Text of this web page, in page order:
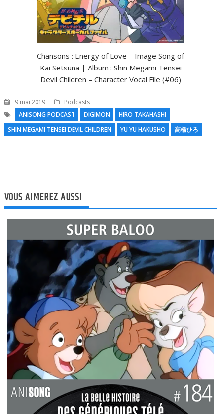
Chansons : Energy of Love – Image Song of
Kai Setsuna | Album : Shin Megami Tensei
Devil Children – Character Vocal File (#06)
9 mai 2019
Podcasts
ANISONG PODCAST
DIGIMON
HIRO TAKAHASHI
SHIN MEGAMI TENSEI DEVIL CHILDREN
YU YU HAKUSHO 高橋ひろ
VOUS AIMEREZ AUSSI